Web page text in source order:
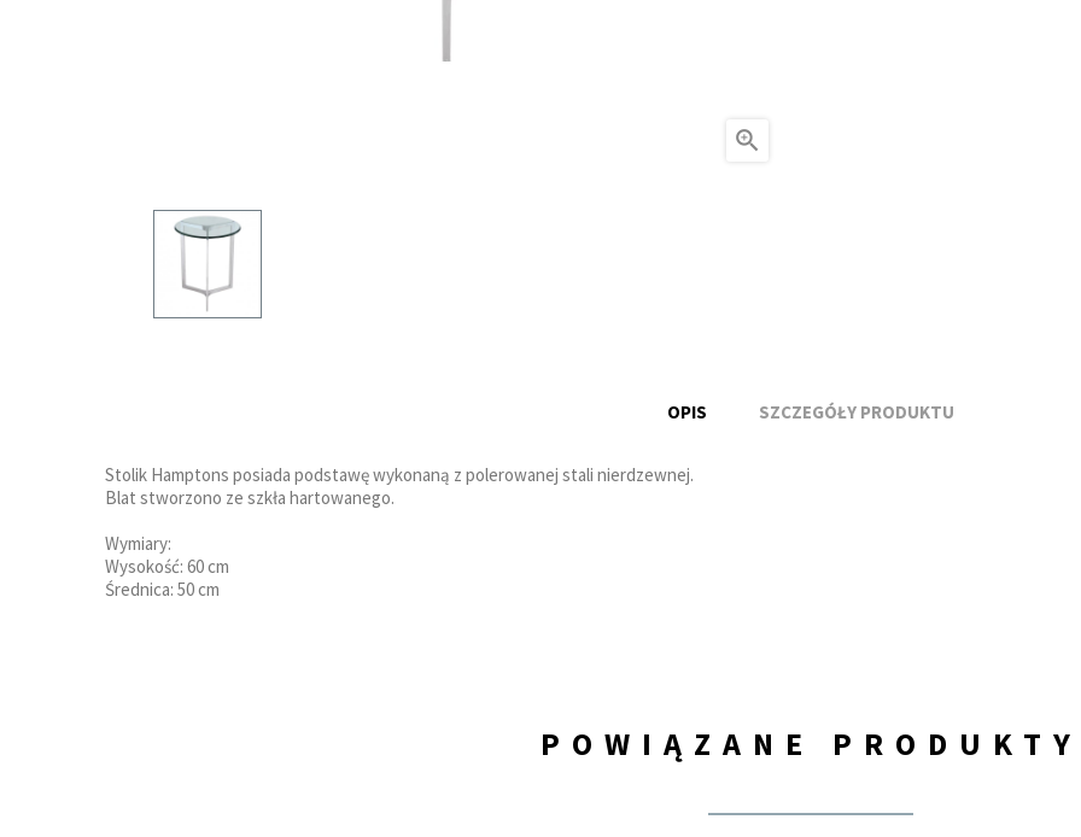

OPIS SZCZEGÓŁY PRODUKTU
Stolik Hamptons posiada podstawę wykonaną z polerowanej stali nierdzewnej.
Blat stworzono ze szkła hartowanego.
Wymiary:
Wysokość: 60 cm
Średnica: 50 cm
POWIĄZANE PRODUKTY